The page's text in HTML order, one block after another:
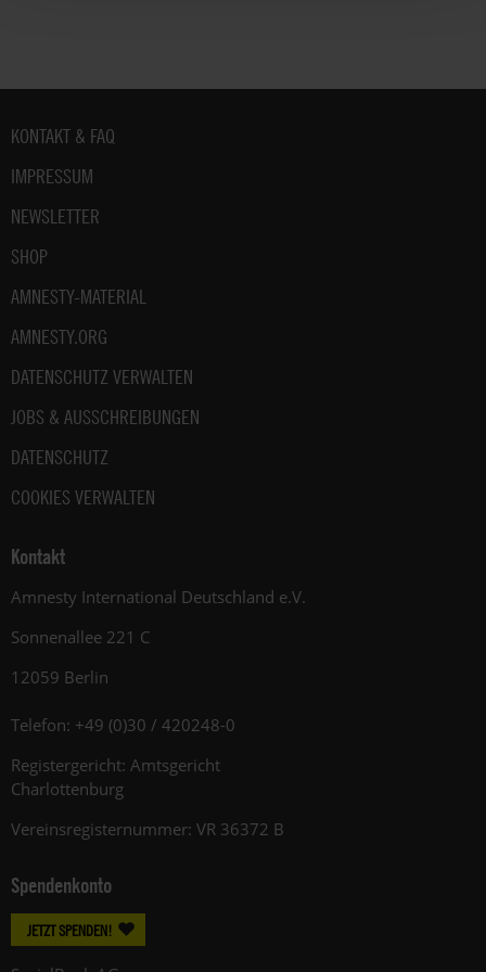
Fußbereich
KONTAKT & FAQ
IMPRESSUM
NEWSLETTER
SHOP
AMNESTY-MATERIAL
AMNESTY.ORG
DATENSCHUTZ VERWALTEN
JOBS & AUSSCHREIBUNGEN
DATENSCHUTZ
COOKIES VERWALTEN
Kontakt
Amnesty International Deutschland e.V.
Sonnenallee 221 C
12059 Berlin
Telefon: +49 (0)30 / 420248-0
Registergericht: Amtsgericht
Charlottenburg
Vereinsregisternummer: VR 36372 B
Spendenkonto
JETZT SPENDEN!